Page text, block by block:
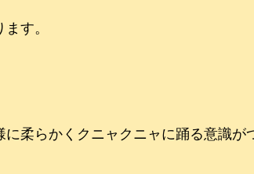
す。
柔らかくクニャクニャに踊る意識が